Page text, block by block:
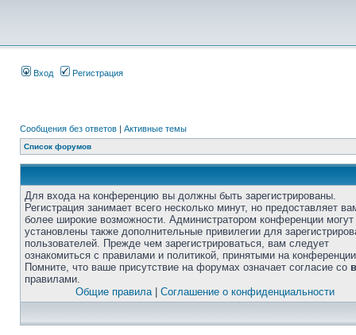
Вход Регистрация
Сообщения без ответов | Активные темы
Список форумов
Для входа на конференцию вы должны быть зарегистрированы.
Регистрация занимает всего несколько минут, но предоставляет
более широкие возможности. Администратором конференции
установлены также дополнительные привилегии для
пользователей. Прежде чем зарегистрироваться, вам следует
ознакомиться с правилами и политикой, принятыми на
Помните, что ваше присутствие на форумах означает согласие со
правилами.
Общие правила| Соглашение о конфиденциальности